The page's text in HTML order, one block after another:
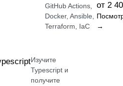
GitHub Actions,
Docker, Ansible,
Terraform, IaC
от 2
→
Изучите
Typescript и
получите